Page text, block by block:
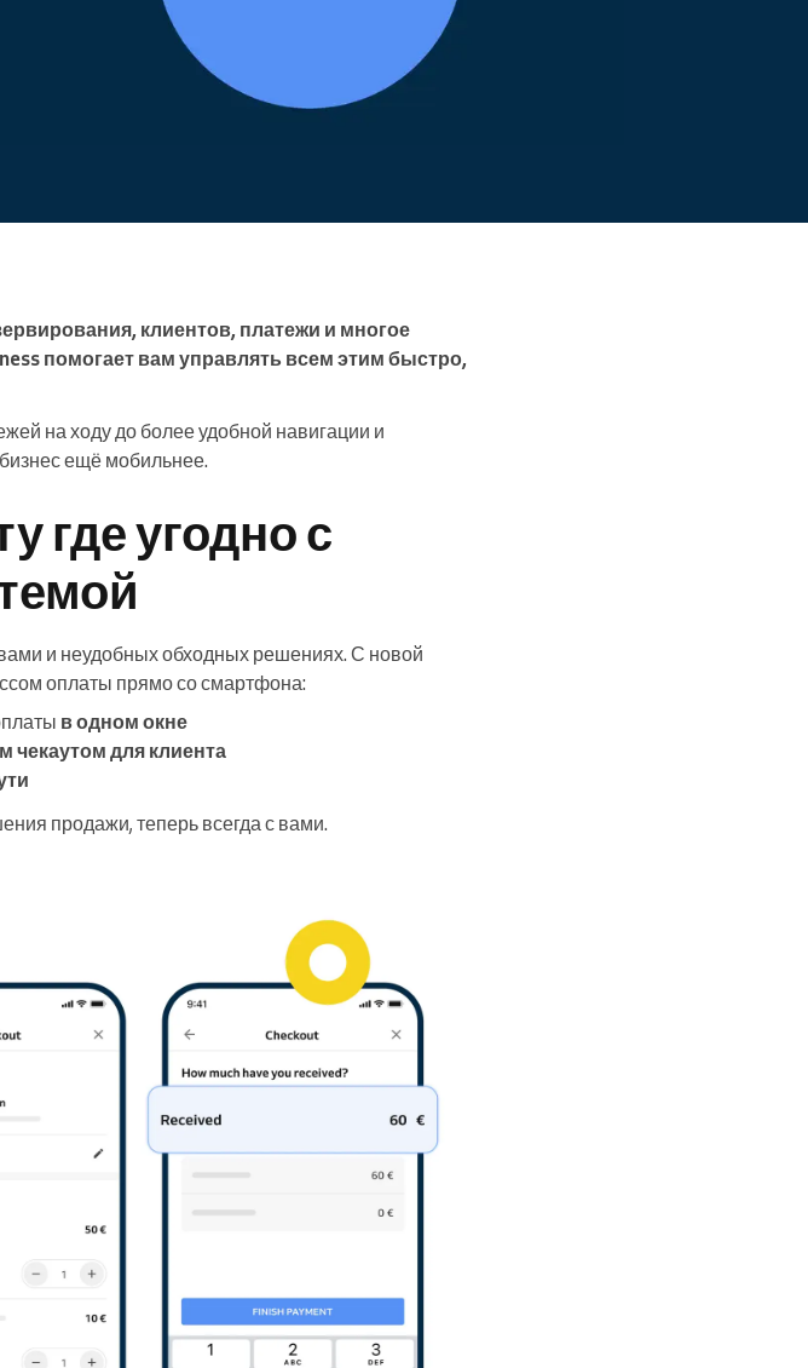
клиентов, платежи и многое
помогает вам управлять всем этим быстро,
на ходу до более удобной навигации и
ещё мобильнее.
где угодно с
и неудобных обходных решениях. С новой
оплаты прямо со смартфона:
в одном окне
чекаутом для клиента
продажи, теперь всегда с вами.